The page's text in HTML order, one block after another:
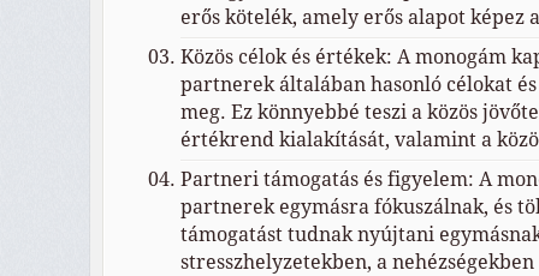
erős kötelék, amely erős alapot képez
Közös célok és értékek: A monogám
partnerek általában hasonló célokat
meg. Ez könnyebbé teszi a közös
értékrend kialakítását, valamint a
Partneri támogatás és figyelem: A
partnerek egymásra fókuszálnak, és
támogatást tudnak nyújtani
stresszhelyzetekben, a